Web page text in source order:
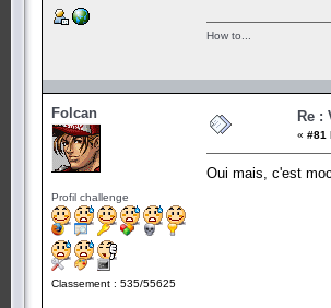
How to...
Folcan
Profil challenge
Classement : 535/55625
Re :
« #81
Oui mais, c'est